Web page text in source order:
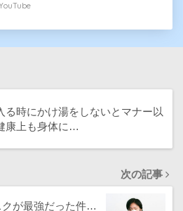
る時にかけ湯をしないとマナー以
康上も身体に…
次の記事
クが最強だった件…